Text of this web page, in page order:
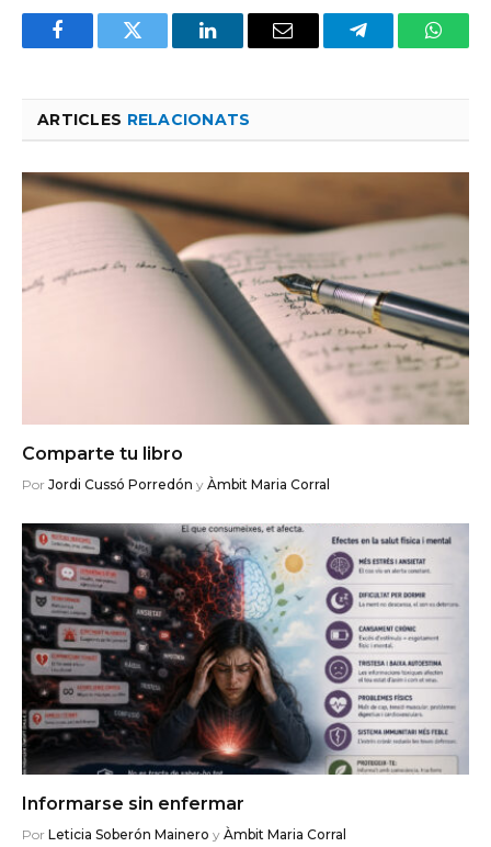
FacebookTwitter LinkedInEmail Telegram
ARTICLES RELACIONATS
Comparte tu libro
Por Jordi Cussó Porredón y Àmbit Maria Corral
Informarse sin enfermar
Por Leticia Soberón Mainero y Àmbit Maria Corral